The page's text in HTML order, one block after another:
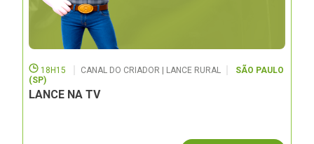
18H15 CANAL DO CRIADOR | LANCE RURAL
SÃO PAULO
(SP)
LANCE NA TV